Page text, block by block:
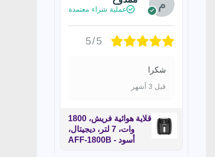
عملية شراء معتمدة
5/5
شكرا
قبل 3 أشهر
قلاية هوائية فريش، 1800
وات، 7 لتر، ديجيتال،
أسود - AFF-1800B